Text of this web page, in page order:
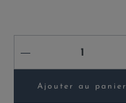
-
Ajouter au panier